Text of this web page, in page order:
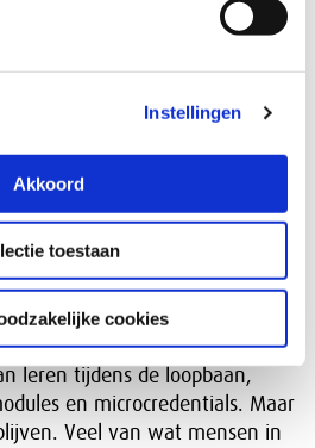
Instellingen
Akkoord
toestaan
cookies
ontwikkeling daar
voor het onderwijs is dus
voorbereiden op een
bijdragen aan leren en
van de loopbaan. Dat
ook de bereidheid om
komen. Om niet alleen te
en stelsels, maar vanuit de
de vraag van
van vaardigheden die in
opgedaan.
dat ook gericht is op flexibele
leren tijdens de loopbaan,
en microcredentials. Maar
Veel van wat mensen in